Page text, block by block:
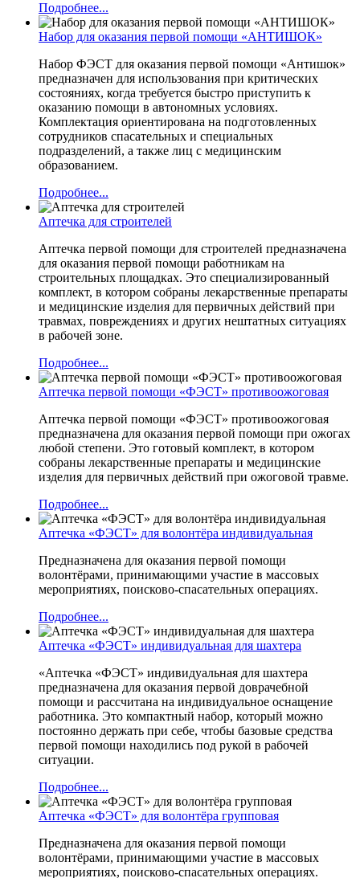
Подробнее...
Набор для оказания первой помощи «АНТИШОК»
Набор ФЭСТ для оказания первой помощи «Антишок»
предназначен для использования при критических
состояниях, когда требуется быстро приступить к
оказанию помощи в автономных условиях.
Комплектация ориентирована на подготовленных
сотрудников спасательных и специальных
подразделений, а также лиц с медицинским
образованием.
Подробнее...
Аптечка для строителей
Аптечка первой помощи для строителей предназначена
для оказания первой помощи работникам на
строительных площадках. Это специализированный
комплект, в котором собраны лекарственные препараты
и медицинские изделия для первичных действий при
травмах, повреждениях и других нештатных ситуациях
в рабочей зоне.
Подробнее...
Аптечка первой помощи «ФЭСТ» противоожоговая
Аптечка первой помощи «ФЭСТ» противоожоговая
предназначена для оказания первой помощи при ожогах
любой степени. Это готовый комплект, в котором
собраны лекарственные препараты и медицинские
изделия для первичных действий при ожоговой травме.
Подробнее...
Аптечка «ФЭСТ» для волонтёра индивидуальная
Предназначена для оказания первой помощи
волонтёрами, принимающими участие в массовых
мероприятиях, поисково-спасательных операциях.
Подробнее...
Аптечка «ФЭСТ» индивидуальная для шахтера
«Аптечка «ФЭСТ» индивидуальная для шахтера
предназначена для оказания первой доврачебной
помощи и рассчитана на индивидуальное оснащение
работника. Это компактный набор, который можно
постоянно держать при себе, чтобы базовые средства
первой помощи находились под рукой в рабочей
ситуации.
Подробнее...
Аптечка «ФЭСТ» для волонтёра групповая
Предназначена для оказания первой помощи
волонтёрами, принимающими участие в массовых
мероприятиях, поисково-спасательных операциях.